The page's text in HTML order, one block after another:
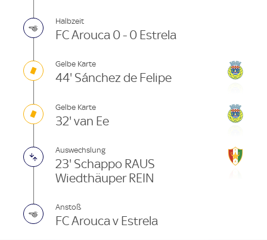
Halbzeit
FC Arouca 0 - 0 Estrela
Gelbe Karte
44' Sánchez de Felipe
Gelbe Karte
32' van Ee
Auswechslung
23' Schappo RAUS
Wiedthäuper REIN
Anstoß
FC Arouca v Estrela